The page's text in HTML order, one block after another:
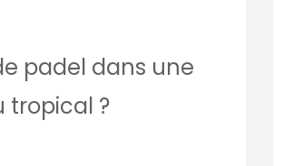
padel dans une
tropical ?